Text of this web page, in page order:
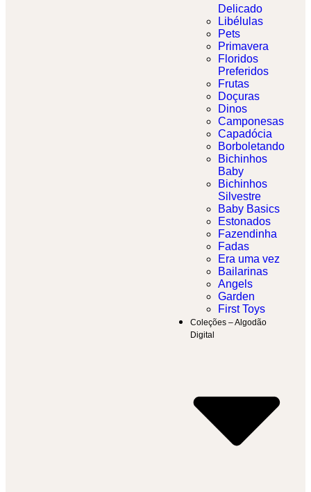
Delicado​
Libélulas
Pets
Primavera
Floridos
Preferidos
Frutas
Doçuras
Dinos
Camponesas
Capadócia
Borboletando
Bichinhos
Baby
Bichinhos
Silvestre
Baby Basics
Estonados
Fazendinha
Fadas
Era uma vez
Bailarinas
Angels
Garden
First Toys
Coleções – Algodão
Digital